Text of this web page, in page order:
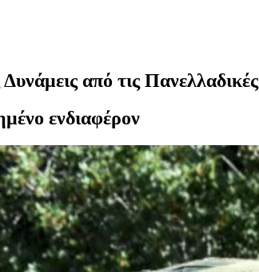
από τις Πανελλαδικές
ενδιαφέρον